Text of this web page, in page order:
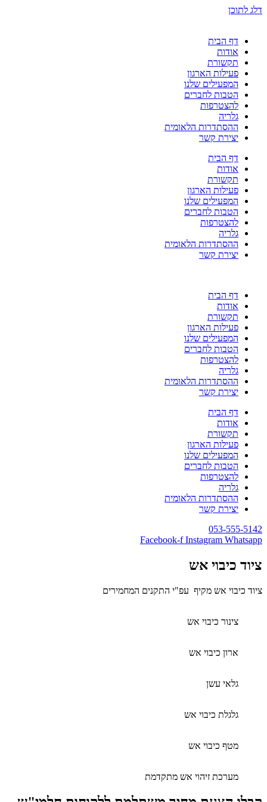
דלג לתוכן
דף הבית
אודות
תקשורת
פעילות הארגון
המפעילים שלנו
הטבות לחברים
להצטרפות
גלריה
ההסתדרות הלאומית
יצירת קשר
דף הבית
אודות
תקשורת
פעילות הארגון
המפעילים שלנו
הטבות לחברים
להצטרפות
גלריה
ההסתדרות הלאומית
יצירת קשר
דף הבית
אודות
תקשורת
פעילות הארגון
המפעילים שלנו
הטבות לחברים
להצטרפות
גלריה
ההסתדרות הלאומית
יצירת קשר
דף הבית
אודות
תקשורת
פעילות הארגון
המפעילים שלנו
הטבות לחברים
להצטרפות
גלריה
ההסתדרות הלאומית
יצירת קשר
053-555-5142
Facebook-f Instagram Whatsapp
ציוד כיבוי אש
ציוד כיבוי אש מקיף עפ"י התקנים המחמירים
צינור כיבוי אש
ארון כיבוי אש
גלאי עשן
גלגלת כיבוי אש
מטף כיבוי אש
מערכת זיהוי אש מתקדמת